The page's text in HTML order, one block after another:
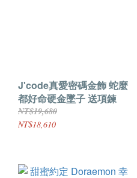
J'code真愛密碼金飾 蛇麼
都好命硬金墜子 送項鍊
NT$19,680
NT$18,610